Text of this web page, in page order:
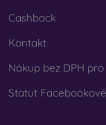
Cashback
Kontakt
Nákup bez DPH
Statut